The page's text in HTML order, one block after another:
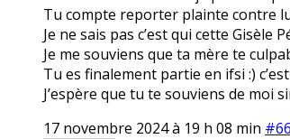
Tu compte reporter plainte contre
Je ne sais pas c’est qui cette
Je me souviens que ta mère te
Tu es finalement partie en ifsi :)
J’espère que tu te souviens de moi
17 novembre 2024 à 19 h 08 min